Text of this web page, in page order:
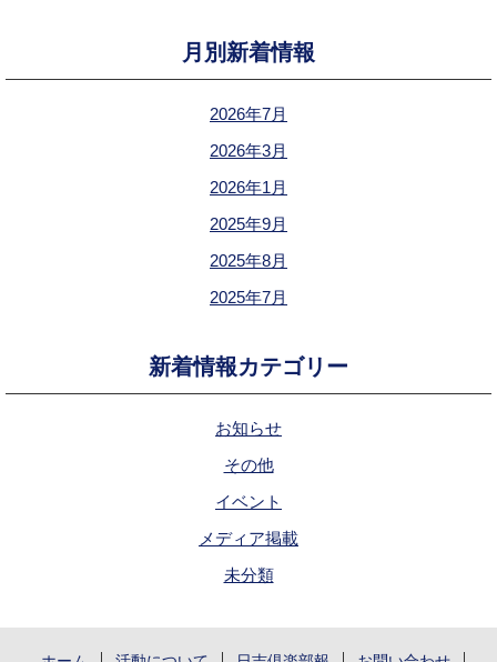
月別新着情報
2026年7月
2026年3月
2026年1月
2025年9月
2025年8月
2025年7月
新着情報カテゴリー
お知らせ
その他
イベント
メディア掲載
未分類